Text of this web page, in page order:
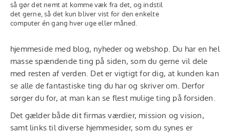
så gør det nemt at komme væk fra det, og indstil
det gerne, så det kun bliver vist for den enkelte
computer én gang hver uge eller måned.
hjemmeside med blog, nyheder og webshop. Du har en hel
masse spændende ting på siden, som du gerne vil dele
med resten af verden. Det er vigtigt for dig, at kunden kan
se alle de fantastiske ting du har og skriver om. Derfor
sørger du for, at man kan se flest mulige ting på forsiden.
Det gælder både dit firmas værdier, mission og vision,
samt links til diverse hjemmesider, som du synes er